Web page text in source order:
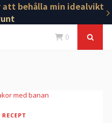
att behålla min idealvikt
0